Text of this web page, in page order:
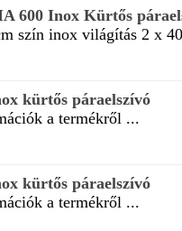
600 Inox Kürtős
szín inox világítás 2 x
kürtős páraelszívó
a termékről ...
kürtős páraelszívó
a termékről ...